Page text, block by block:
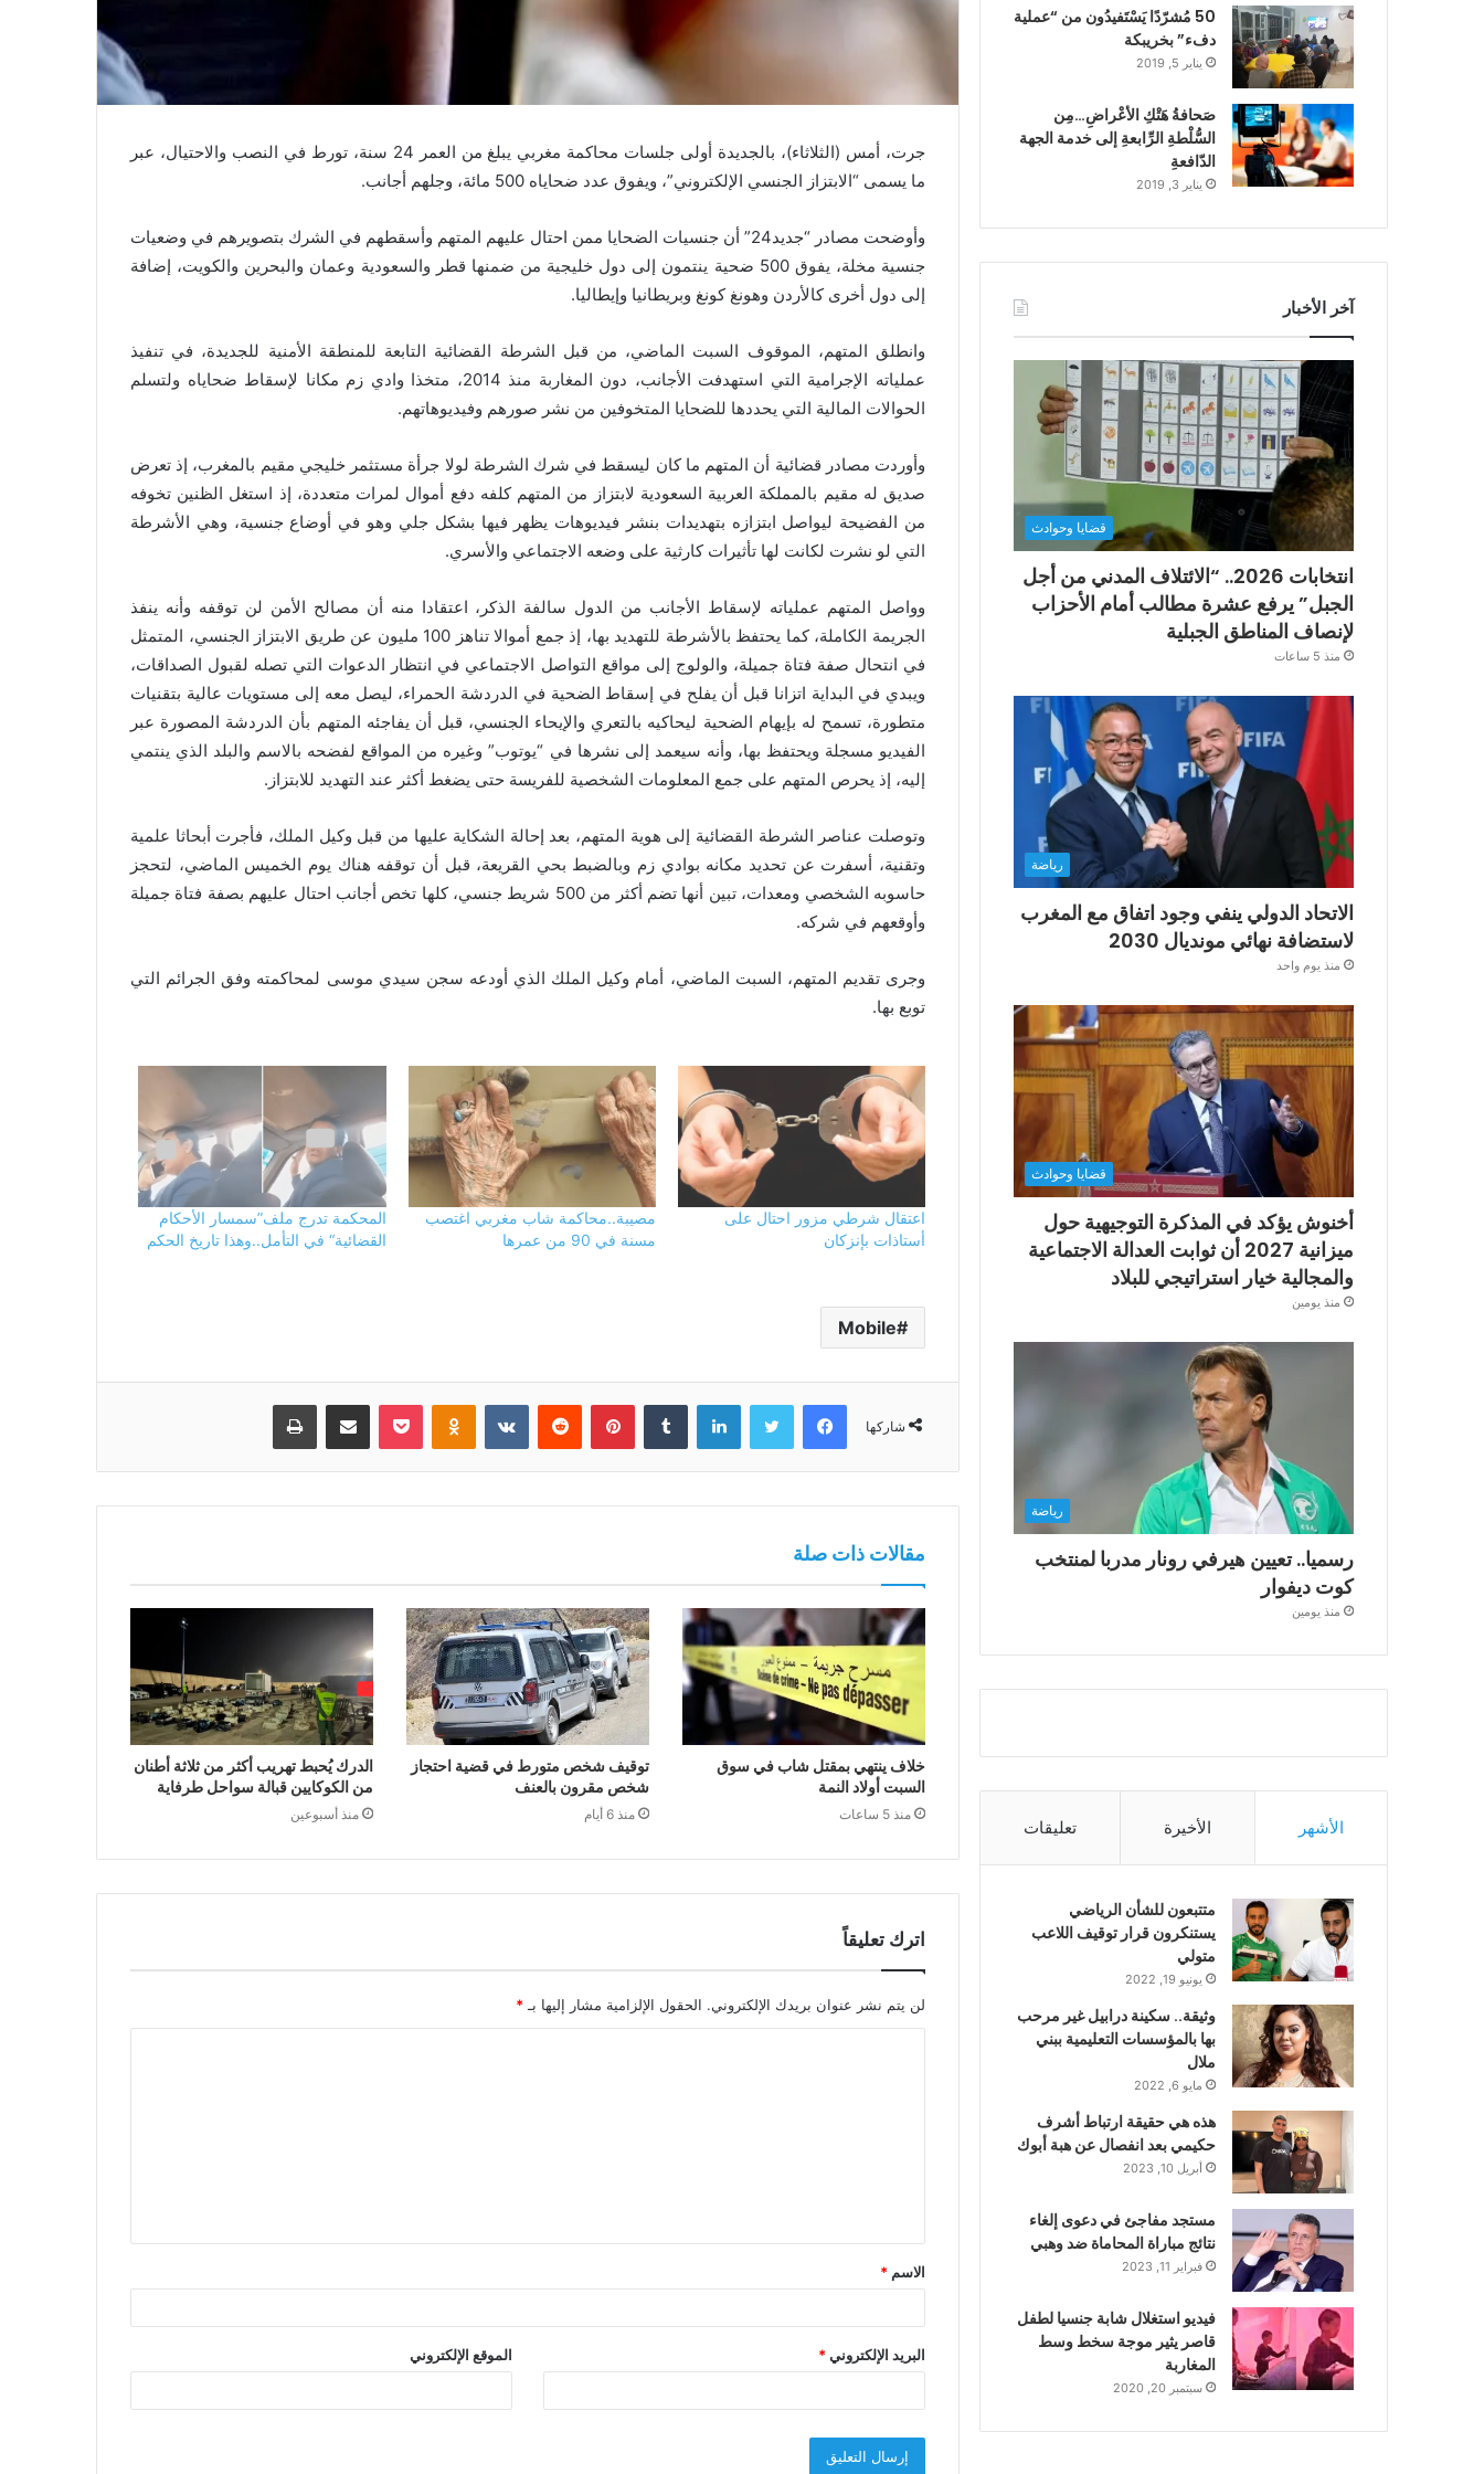
جرت، أمس (الثلاثاء)، بالجديدة أولى جلسات محاكمة مغربي يبلغ من العمر 24 سنة، تورط في النصب والاحتيال، عبر
ما يسمى “الابتزاز الجنسي الإلكتروني”، ويفوق عدد ضحاياه 500 مائة، وجلهم أجانب.
وأوضحت مصادر “جديد24” أن جنسيات الضحايا ممن احتال عليهم المتهم وأسقطهم في الشرك بتصويرهم في وضعيات
جنسية مخلة، يفوق 500 ضحية ينتمون إلى دول خليجية من ضمنها قطر والسعودية وعمان والبحرين والكويت، إضافة
إلى دول أخرى كالأردن وهونغ كونغ وبريطانيا وإيطاليا.
وانطلق المتهم، الموقوف السبت الماضي، من قبل الشرطة القضائية التابعة للمنطقة الأمنية للجديدة، في تنفيذ
عملياته الإجرامية التي استهدفت الأجانب، دون المغاربة منذ 2014، متخذا وادي زم مكانا لإسقاط ضحاياه ولتسلم
الحوالات المالية التي يحددها للضحايا المتخوفين من نشر صورهم وفيديوهاتهم.
وأوردت مصادر قضائية أن المتهم ما كان ليسقط في شرك الشرطة لولا جرأة مستثمر خليجي مقيم بالمغرب، إذ تعرض
صديق له مقيم بالمملكة العربية السعودية لابتزاز من المتهم كلفه دفع أموال لمرات متعددة، إذ استغل الظنين تخوفه
من الفضيحة ليواصل ابتزازه بتهديدات بنشر فيديوهات يظهر فيها بشكل جلي وهو في أوضاع جنسية، وهي الأشرطة
التي لو نشرت لكانت لها تأثيرات كارثية على وضعه الاجتماعي والأسري.
وواصل المتهم عملياته لإسقاط الأجانب من الدول سالفة الذكر، اعتقادا منه أن مصالح الأمن لن توقفه وأنه ينفذ
الجريمة الكاملة، كما يحتفظ بالأشرطة للتهديد بها، إذ جمع أموالا تناهز 100 مليون عن طريق الابتزاز الجنسي، المتمثل
في انتحال صفة فتاة جميلة، والولوج إلى مواقع التواصل الاجتماعي في انتظار الدعوات التي تصله لقبول الصداقات،
ويبدي في البداية اتزانا قبل أن يفلح في إسقاط الضحية في الدردشة الحمراء، ليصل معه إلى مستويات عالية بتقنيات
متطورة، تسمح له بإيهام الضحية ليحاكيه بالتعري والإيحاء الجنسي، قبل أن يفاجئه المتهم بأن الدردشة المصورة عبر
الفيديو مسجلة ويحتفظ بها، وأنه سيعمد إلى نشرها في “يوتوب” وغيره من المواقع لفضحه بالاسم والبلد الذي ينتمي
إليه، إذ يحرص المتهم على جمع المعلومات الشخصية للفريسة حتى يضغط أكثر عند التهديد للابتزاز.
وتوصلت عناصر الشرطة القضائية إلى هوية المتهم، بعد إحالة الشكاية عليها من قبل وكيل الملك، فأجرت أبحاثا علمية
وتقنية، أسفرت عن تحديد مكانه بوادي زم وبالضبط بحي القريعة، قبل أن توقفه هناك يوم الخميس الماضي، لتحجز
حاسوبه الشخصي ومعدات، تبين أنها تضم أكثر من 500 شريط جنسي، كلها تخص أجانب احتال عليهم بصفة فتاة جميلة
وأوقعهم في شركه.
وجرى تقديم المتهم، السبت الماضي، أمام وكيل الملك الذي أودعه سجن سيدي موسى لمحاكمته وفق الجرائم التي
توبع بها.
اعتقال شرطي مزور احتال على
أستاذات بإنزكان
مصيبة..محاكمة شاب مغربي اغتصب
مسنة في 90 من عمرها
المحكمة تدرج ملف”سمسار الأحكام
القضائية“ في التأمل..وهذا تاريخ الحكم
Mobile
شاركها
فيسبوك تويتر لينكدإن بينتيريست Odnoklassniki
بوكيت مشاركة عبر البريد طباعة
مقالات ذات صلة
خلاف ينتهي بمقتل شاب في سوق
السبت أولاد النمة
منذ 5 ساعات
توقيف شخص متورط في قضية احتجاز
شخص مقرون بالعنف
منذ 6 أيام
الدرك يُحبط تهريب أكثر من ثلاثة أطنان
من الكوكايين قبالة سواحل طرفاية
منذ أسبوعين
اترك تعليقاً
لن يتم نشر عنوان بريدك الإلكتروني. الحقول الإلزامية مشار إليها بـ *
ق
*
الاسم *
البريد الإلكتروني* الموقع الإلكتروني
50 مُشرّدًا يَسْتَفيدُون من “عملية
دفء” بخريبكة
يناير 5, 2019
صَحافةُ هَتْكِ الأعْراضِ…مِن
السُّلْطةِ الرِّابعةِ إلى خدمة الجهة
الدّافعةِ
يناير 3, 2019
آخر الأخبار
قضايا وحوادث
انتخابات 2026.. “الائتلاف المدني من أجل
الجبل” يرفع عشرة مطالب أمام الأحزاب
لإنصاف المناطق الجبلية
منذ 5 ساعات
رياضة
الاتحاد الدولي ينفي وجود اتفاق مع المغرب
لاستضافة نهائي مونديال 2030
منذ يوم واحد
قضايا وحوادث
أخنوش يؤكد في المذكرة التوجيهية حول
ميزانية 2027 أن ثوابت العدالة الاجتماعية
والمجالية خيار استراتيجي للبلاد
منذ يومين
رياضة
رسميا.. تعيين هيرفي رونار مدربا لمنتخب
كوت ديفوار
منذ يومين
الأشهر الأخيرة تعليقات
متتبعون للشأن الرياضي
يستنكرون قرار توقيف اللاعب
متولي
يونيو 19, 2022
وثيقة.. سكينة درابيل غير مرحب
بها بالمؤسسات التعليمية ببني
ملال
مايو 6, 2022
هذه هي حقيقة ارتباط أشرف
حكيمي بعد انفصال عن هبة أبوك
أبريل 10, 2023
مستجد مفاجئ في دعوى إلغاء
نتائج مباراة المحاماة ضد وهبي
فبراير 11, 2023
فيديو استغلال شابة جنسيا لطفل
قاصر يثير موجة سخط وسط
المغاربة
سبتمبر 20, 2020